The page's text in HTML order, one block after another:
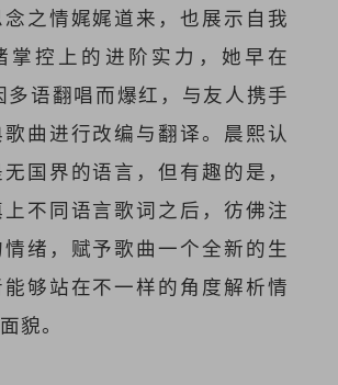
之情娓娓道来，也展示自我
掌控上的进阶实力，她早在
多语翻唱而爆红，与友人携手
曲进行改编与翻译。晨熙认
国界的语言，但有趣的是，
不同语言歌词之后，彷佛注
绪，赋予歌曲一个全新的生
够站在不一样的角度解析情
貌。